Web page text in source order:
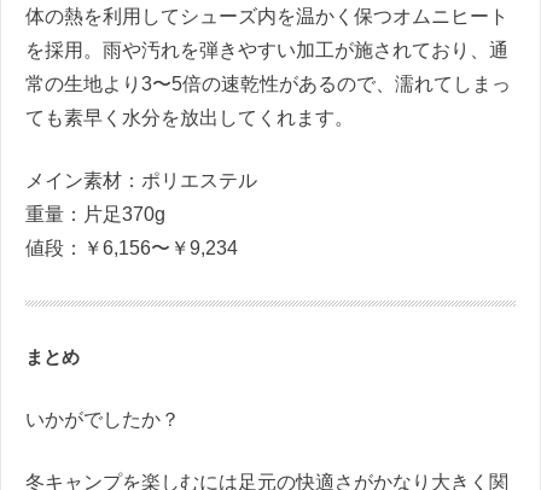
体の熱を利用してシューズ内を温かく保つオムニヒート
を採用。雨や汚れを弾きやすい加工が施されており、通
常の生地より3〜5倍の速乾性があるので、濡れてしまっ
ても素早く水分を放出してくれます。
メイン素材：ポリエステル
重量：片足370g
値段：￥6,156〜￥9,234
まとめ
いかがでしたか？
冬キャンプを楽しむには足元の快適さがかなり大きく関